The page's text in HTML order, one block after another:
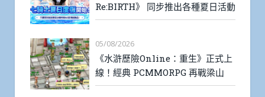
Re:BIRTH》 同步推出各種夏日活動
05/08/2026
《水滸歷險Online：重生》正式上
線！經典 PCMMORPG 再戰梁山